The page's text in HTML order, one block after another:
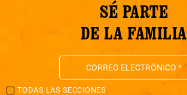
SÉ PARTE
DE LA FAMILIA
TODAS LAS SECCIONES